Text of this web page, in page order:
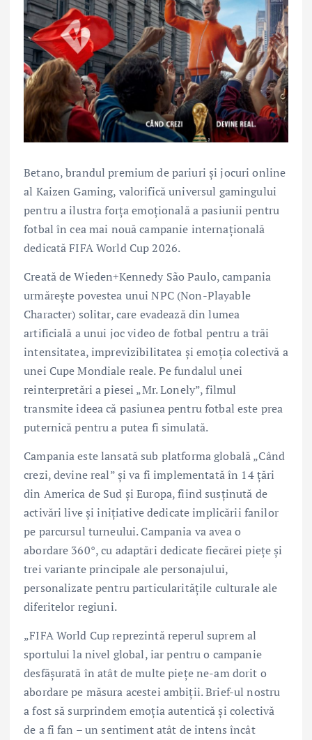
Betano, brandul premium de pariuri și jocuri online
al Kaizen Gaming, valorifică universul gamingului
pentru a ilustra forța emoțională a pasiunii pentru
fotbal în cea mai nouă campanie internațională
dedicată FIFA World Cup 2026.
Creată de Wieden+Kennedy São Paulo, campania
urmărește povestea unui NPC (Non-Playable
Character) solitar, care evadează din lumea
artificială a unui joc video de fotbal pentru a trăi
intensitatea, imprevizibilitatea și emoția colectivă a
unei Cupe Mondiale reale. Pe fundalul unei
reinterpretări a piesei „Mr. Lonely”, filmul
transmite ideea că pasiunea pentru fotbal este prea
puternică pentru a putea fi simulată.
Campania este lansată sub platforma globală „Când
crezi, devine real” și va fi implementată în 14 țări
din America de Sud și Europa, fiind susținută de
activări live și inițiative dedicate implicării fanilor
pe parcursul turneului. Campania va avea o
abordare 360°, cu adaptări dedicate fiecărei piețe și
trei variante principale ale personajului,
personalizate pentru particularitățile culturale ale
diferitelor regiuni.
„FIFA World Cup reprezintă reperul suprem al
sportului la nivel global, iar pentru o campanie
desfășurată în atât de multe piețe ne-am dorit o
abordare pe măsura acestei ambiții. Brief-ul nostru
a fost să surprindem emoția autentică și colectivă
de a fi fan – un sentiment atât de intens încât